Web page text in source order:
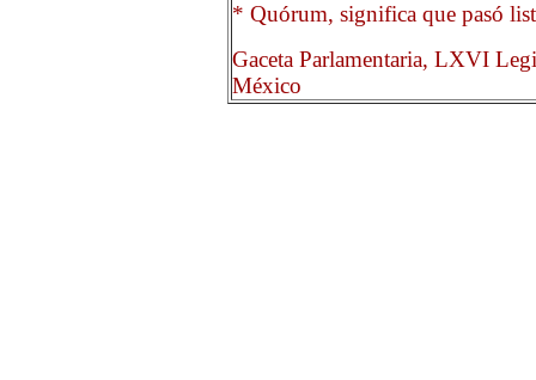
* Quórum, significa que pasó
Gaceta Parlamentaria, LXVI
México